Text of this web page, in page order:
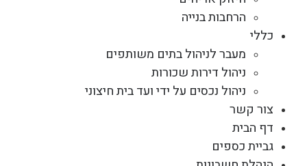
הרחבות בנייה
כללי
מעבר לניהול בתים משותפים
ניהול דירות שכורות
ניהול נכסים על ידי ועד בית חיצוני
צור קשר
דף הבית
גביית כספים